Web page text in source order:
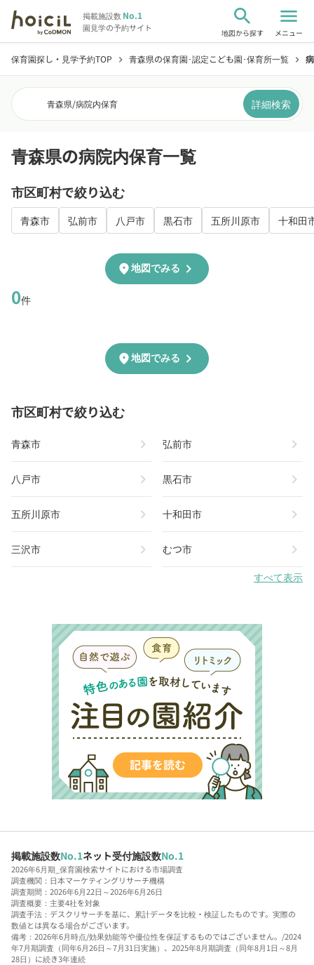
掲載施設数No.1
園見学の予約サイト
search
地図から探す
menu
メニュー
保育園探し・見学予約TOP chevron_right 青森県の保育園･認定こども園･保育所一覧 chevron_right
青森県/病院内保育 詳細検索
青森県の病院内保育一覧
市区町村で絞り込む
青森市 弘前市 八戸市 黒石市 五所川原市 十和田
0件
location_on地図でみる chevron_right
location_on地図でみる chevron_right
市区町村で絞り込む
青森市 chevron_right 弘前市 chevron_right
八戸市 chevron_right 黒石市 chevron_right
五所川原市 chevron_right 十和田市 chevron_right
三沢市 chevron_right むつ市 chevron_right
すべて表示
掲載施設数No.1ネット受付施設数No.1
2026年6月期_保育園検索サイトにおける市場調査
調査機関：日本マーケティングリサーチ機構
調査期間：2026年6月22日～2026年6月26日
調査概要：主要4社を対象
調査手法：デスクリサーチを基に、累計データを比較・検証したものです。実際の
数値とは異なる場合がございます。
備考：2026年6月時点/効果効能等や優位性を保証するものではございません。/2024
年7月期調査（同年6月26日～7月31日実施）、2025年8月期調査（同年8月1日～8月
28日）に続き3年連続